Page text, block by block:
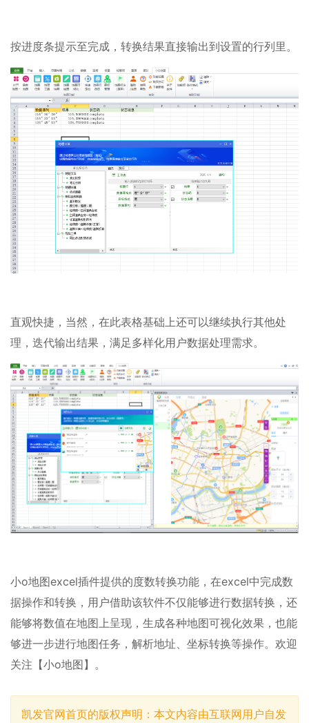
按进度条提示至完成，转换结果直接输出到设置的行列里。
直观快捷，当然，在此表格基础上还可以继续执行其他处
理，迭代输出结果，满足多样化用户数据处理需求。
小o地图excel插件提供的度数转换功能，在excel中完成数
据操作和转换，用户借助该软件不仅能够进行数据转换，还
能够将数值在地图上呈现，生成各种地图可视化效果，也能
够进一步进行地图任务，解析地址、坐标转换等操作。欢迎
关注【小o地图】。
凯发官网首页的版权声明：本文内容由互联网用户自发